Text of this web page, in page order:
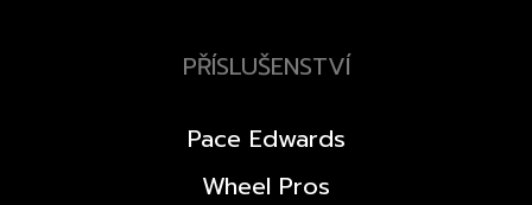
PŘÍSLUŠENSTVÍ
Pace Edwards
Wheel Pros